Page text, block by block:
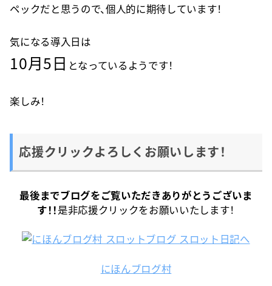
ペックだと思うので、個人的に期待しています！
気になる導入日は
10月5日 となっているようです！
楽しみ！
応援クリックよろしくお願いします！
最後までブログをご覧いただきありがとうございま
す！！是非応援クリックをお願いいたします！
にほんブログ村